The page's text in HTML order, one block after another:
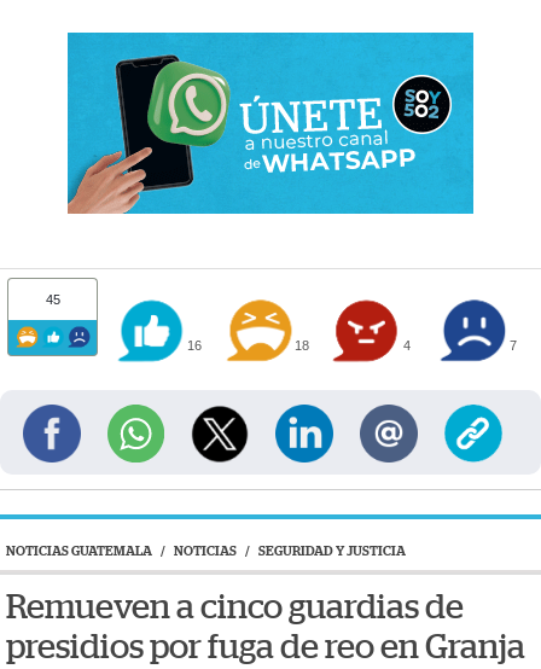
45
16 18 4 7
NOTICIAS GUATEMALA / NOTICIAS / SEGURIDAD Y JUSTICIA
Remueven a cinco guardias de
presidios por fuga de reo en Granja